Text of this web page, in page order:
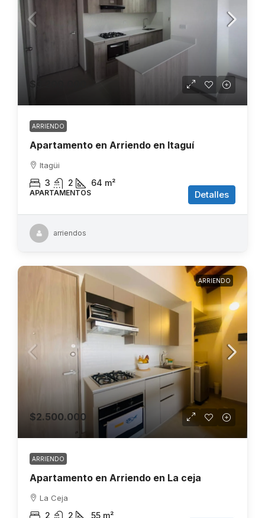
$3.200.000
ARRIENDO
Apartamento en Arriendo en Itaguí
Itagüi
3 2 64 m²
APARTAMENTOS Detalles
arriendos
ARRIENDO
$2.500.000
ARRIENDO
Apartamento en Arriendo en La ceja
La Ceja
2 2 55 m²